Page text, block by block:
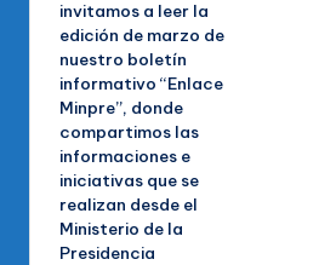
entradas
invitamos a leer la
edición de marzo de
nuestro boletín
informativo “Enlace
Minpre”, donde
compartimos las
informaciones e
iniciativas que se
realizan desde el
Ministerio de la
Presidencia